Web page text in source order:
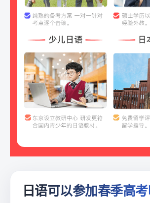
日语可以参加春季高